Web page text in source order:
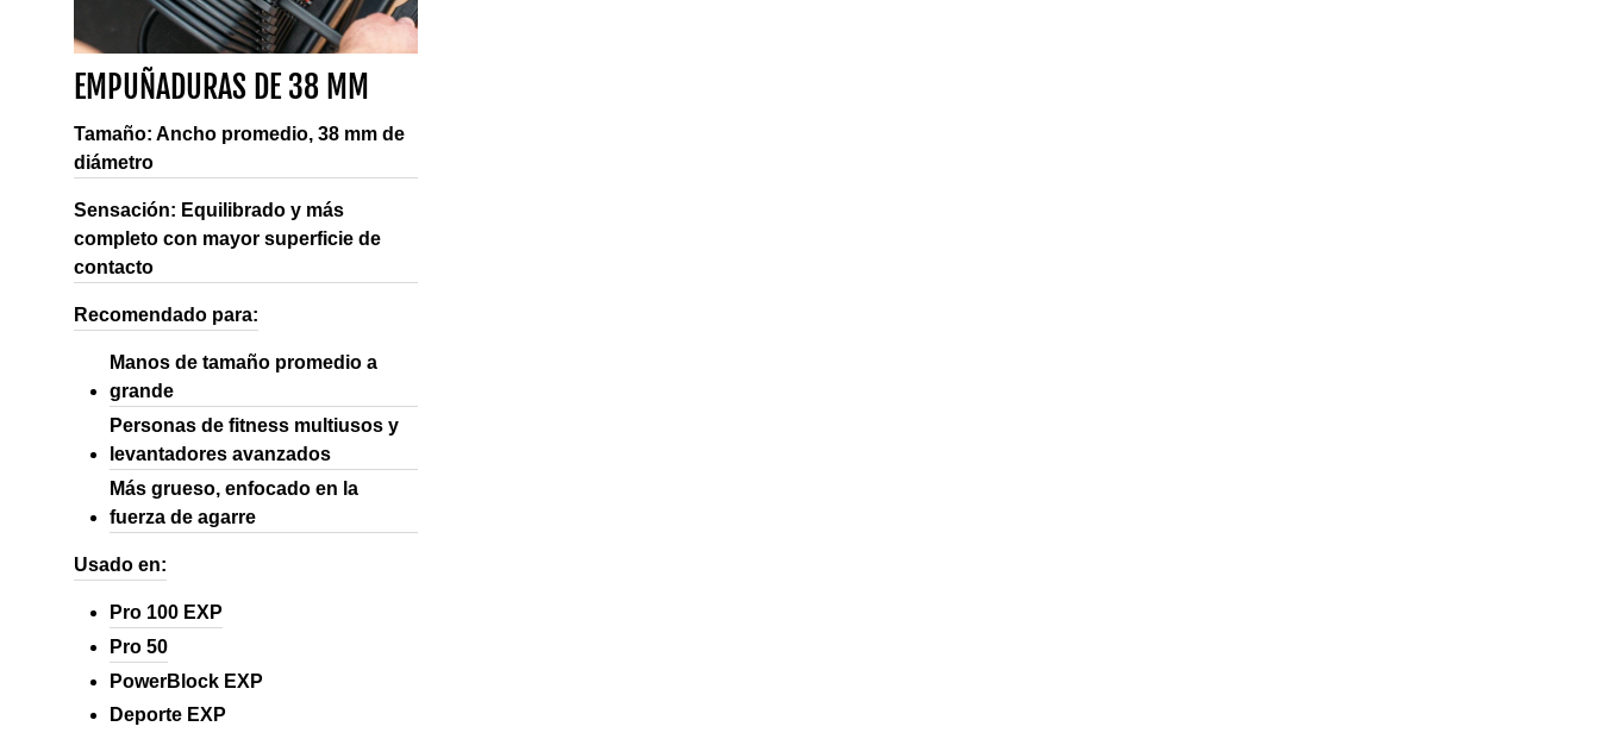
EMPUÑADURAS DE 38 MM
Tamaño: Ancho promedio, 38 mm de
diámetro
Sensación: Equilibrado y más
completo con mayor superficie de
contacto
Recomendado para:
Manos de tamaño promedio a
grande
Personas de fitness multiusos y
levantadores avanzados
Más grueso, enfocado en la
fuerza de agarre
Usado en:
Pro 100 EXP
Pro 50
PowerBlock EXP
Deporte EXP